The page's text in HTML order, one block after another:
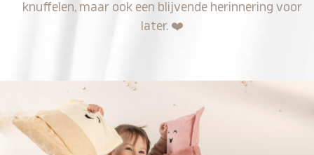
knuffelen, maar ook een blijvende herinnering voor
later. ❤️